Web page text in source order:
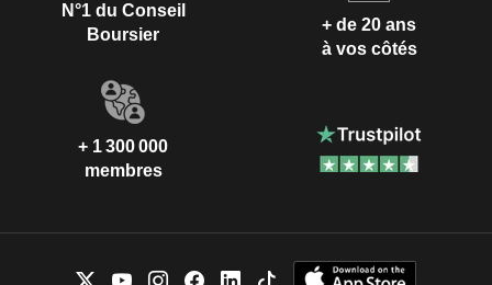
N°1 du Conseil
Boursier
+ de 20 ans
à vos côtés
+ 1 300 000
membres